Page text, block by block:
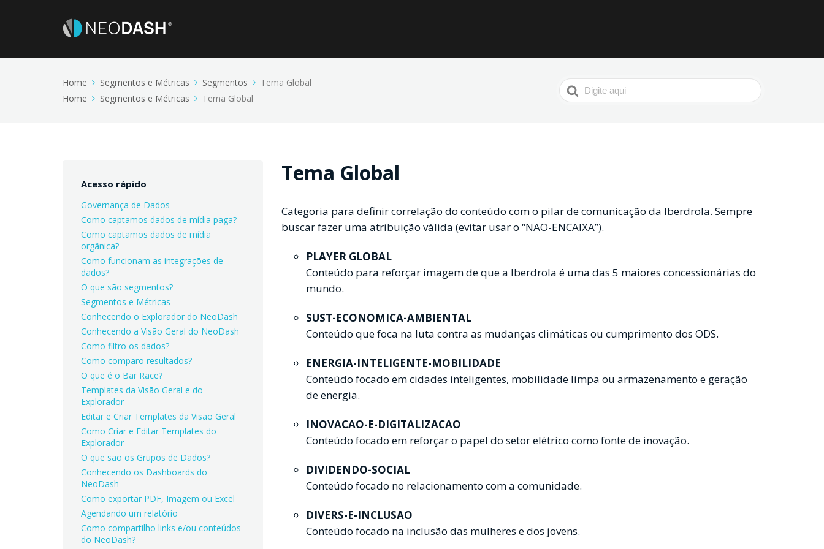
Home Segmentos e Métricas Segmentos
Tema Global
Home
Segmentos e Métricas Tema Global
Procurar
por
Acesso rápido
Governança de Dados
Como captamos dados de mídia paga?
Como captamos dados de mídia
orgânica?
Como funcionam as integrações de
dados?
O que são segmentos?
Segmentos e Métricas
Conhecendo o Explorador do NeoDash
Conhecendo a Visão Geral do NeoDash
Como filtro os dados?
Como comparo resultados?
O que é o Bar Race?
Templates da Visão Geral e do
Explorador
Editar e Criar Templates da Visão Geral
Como Criar e Editar Templates do
Explorador
O que são os Grupos de Dados?
Conhecendo os Dashboards do
NeoDash
Como exportar PDF, Imagem ou Excel
Agendando um relatório
Como compartilho links e/ou conteúdos
do NeoDash?
Tema Global
Categoria para definir correlação do conteúdo com o pilar de comunicação da Iberdrola. Sempre
buscar fazer uma atribuição válida (evitar usar o “NAO-ENCAIXA”).
PLAYER GLOBAL
Conteúdo para reforçar imagem de que a Iberdrola é uma das 5 maiores concessionárias do
mundo.
SUST-ECONOMICA-AMBIENTAL
Conteúdo que foca na luta contra as mudanças climáticas ou cumprimento dos ODS.
ENERGIA-INTELIGENTE-MOBILIDADE
Conteúdo focado em cidades inteligentes, mobilidade limpa ou armazenamento e geração
de energia.
INOVACAO-E-DIGITALIZACAO
Conteúdo focado em reforçar o papel do setor elétrico como fonte de inovação.
DIVIDENDO-SOCIAL
Conteúdo focado no relacionamento com a comunidade.
DIVERS-E-INCLUSAO
Conteúdo focado na inclusão das mulheres e dos jovens.